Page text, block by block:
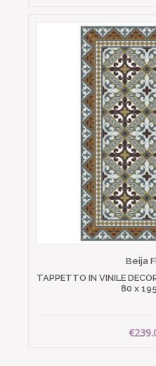
Beija
TAPPETTO IN VINILE
80 x